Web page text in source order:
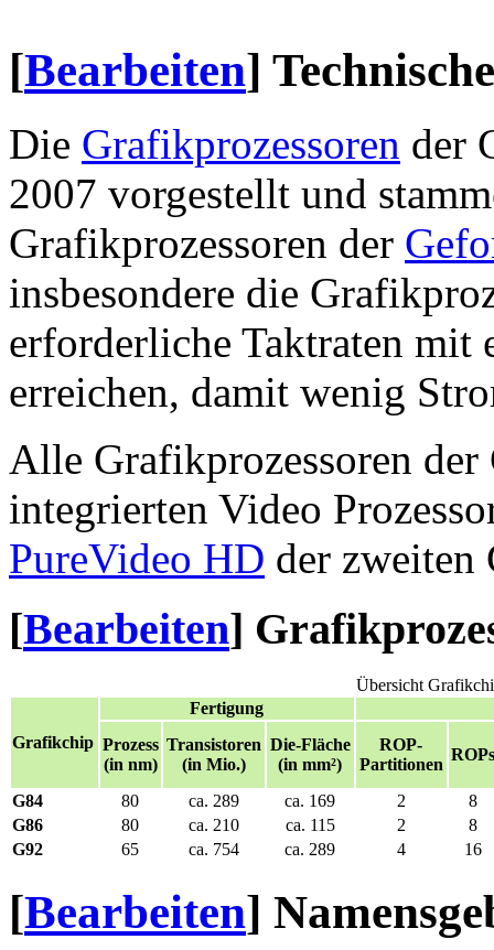
[Bearbeiten]
Die Grafikprozessoren der
2007 vorgestellt und
Grafikprozessoren der
insbesondere die
erforderliche Taktraten mit
erreichen, damit wenig
Alle Grafikprozessoren
integrierten Video
PureVideo HD der zweiten
[Bearbeiten]
Übersicht
Grafikchip
Fertigung
Prozess
(in nm)
Transistoren
(in Mio.)
Die-Fläche
(in mm²)
ROP-
Partitionen
ROPs
G84 80 ca. 289 ca. 169 2
8
G86
80 ca. 210 ca. 115 2
8
G92
65 ca. 754 ca. 289 4 16
[Bearbeiten]